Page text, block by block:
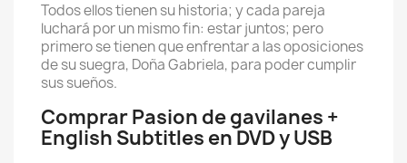
Todos ellos tienen su historia; y cada pareja
luchará por un mismo fin: estar juntos; pero
primero se tienen que enfrentar a las oposiciones
de su suegra, Doña Gabriela, para poder cumplir
sus sueños.
Comprar Pasion de gavilanes +
English Subtitles en DVD y USB